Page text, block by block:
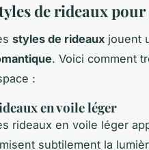
de rideaux
styles de rideaux jouent
. Voici comment
:
en voile léger
rideaux en voile léger
subtilement la